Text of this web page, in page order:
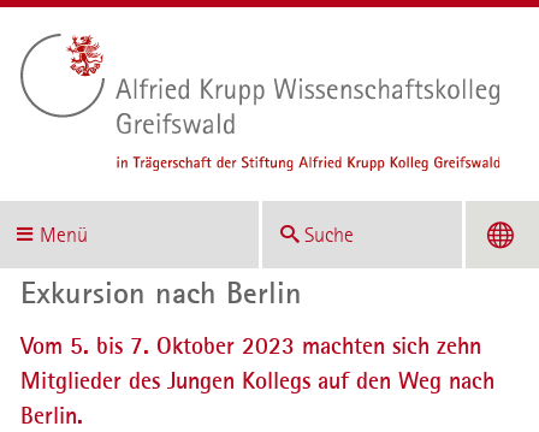
Menü Suche
Exkursion nach Berlin
Vom 5. bis 7. Oktober 2023 machten sich zehn
Mitglieder des Jungen Kollegs auf den Weg nach
Berlin.